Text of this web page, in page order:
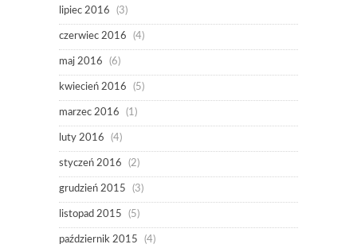
lipiec 2016 (3)
czerwiec 2016 (4)
maj 2016 (6)
kwiecień 2016 (5)
marzec 2016 (1)
luty 2016 (4)
styczeń 2016 (2)
grudzień 2015 (3)
listopad 2015 (5)
październik 2015 (4)